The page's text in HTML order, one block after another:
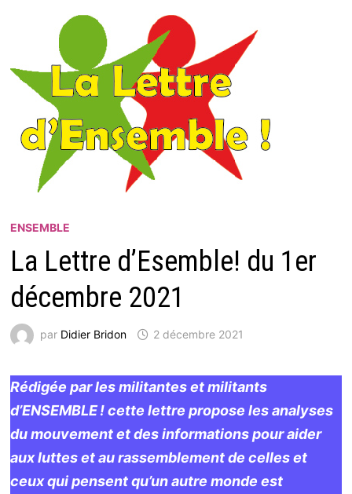
ENSEMBLE
La Lettre d’Esemble! du 1er
décembre 2021
par Didier Bridon 2 décembre 2021
Rédi­­­­­­­­­­­­­gée par les mili­­­­­­­­­­­­­tantes et mili­­­­­­­­­­­­­tants
d’ENSEMBLE ! cette lettre propose les analyses
du mouve­­­­­­­­­­­­­ment et des infor­­­­­­­­­­­­­ma­­­­­­­­­­­­­tions pour aider
aux luttes et au rassem­­­­­­­­­­­­­ble­­­­­­­­­­­­­ment de celles et
ceux qui pensent qu’un autre monde est